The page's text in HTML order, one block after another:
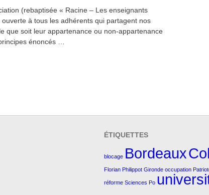
(rebaptisée « Racine – Les enseignants
à tous les adhérents qui partagent nos
que soit leur appartenance ou non-appartenance
énoncés …
ÉTIQUETTES
blocage Bordeaux
Florian Philippot Gironde occupation
réforme Sciences Po